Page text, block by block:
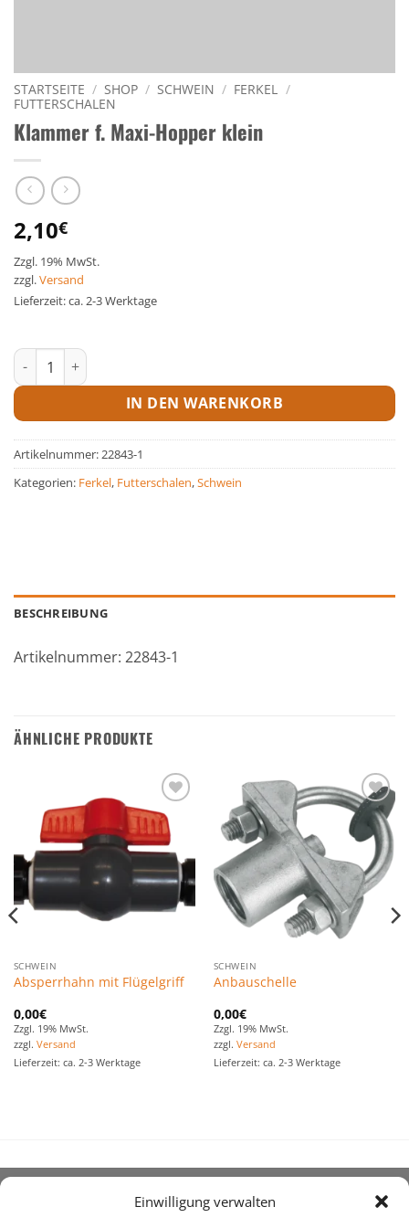
Einwilligung verwalten
STARTSEITE / SHOP / SCHWEIN / FERKEL /
FUTTERSCHALEN
Klammer f. Maxi-Hopper klein
2,10€
Zzgl. 19% MwSt.
zzgl.Versand
Lieferzeit: ca. 2-3 Werktage
Klammer f. Maxi-Hopper klein Menge
IN DEN WARENKORB
Artikelnummer:22843-1
Kategorien: Ferkel, Futterschalen,Schwein
BESCHREIBUNG
Artikelnummer: 22843-1
ÄHNLICHE PRODUKTE
Zu den
Favoriten
hinzufügen
SCHWEIN
Absperrhahn mit Flügelgriff
0,00€
Zzgl. 19% MwSt.
zzgl. Versand
Lieferzeit: ca. 2-3 Werktage
Zu den
Favoriten
hinzufügen
SCHWEIN
Anbauschelle
0,00€
Zzgl. 19% MwSt.
zzgl. Versand
Lieferzeit: ca. 2-3 Werktage